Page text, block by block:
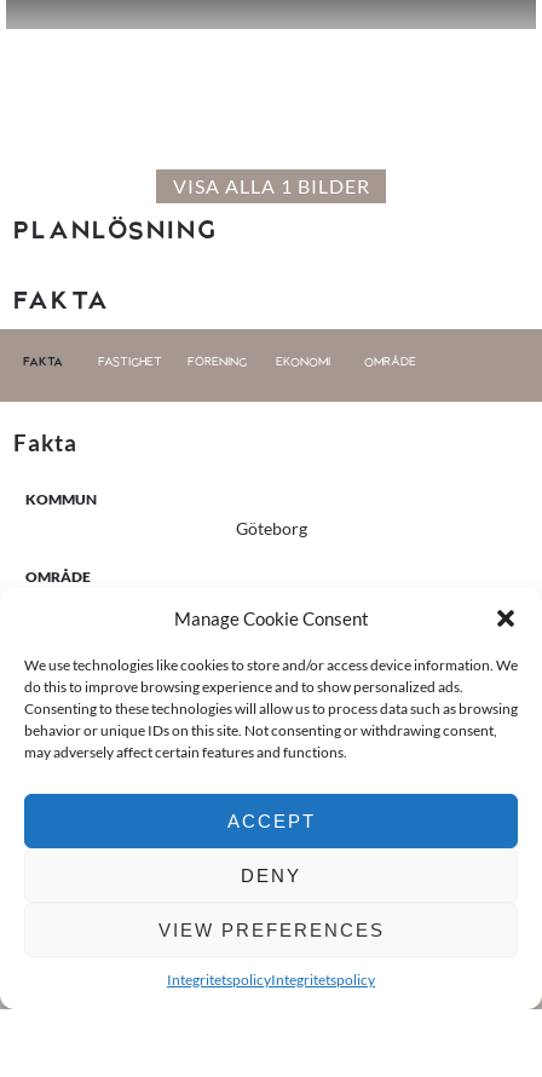
Manage Cookie Consent
We use technologies like cookies to store and/or access device information. We
do this to improve browsing experience and to show personalized ads.
Consenting to these technologies will allow us to process data such as browsing
behavior or unique IDs on this site. Not consenting or withdrawing consent,
may adversely affect certain features and functions.
ACCEPT
DENY
VIEW PREFERENCES
IntegritetspolicyIntegritetspolicy
PLANLÖSNING FAKTA
VISA ALLA 1 BILDER
PLANLÖSNING
FAKTA
FAKTA FASTIGHET FÖRENING EKONOMI OMRÅDE
Fakta
KOMMUN
Göteborg
OMRÅDE
2 rum och kök
BADRUM
1
2014